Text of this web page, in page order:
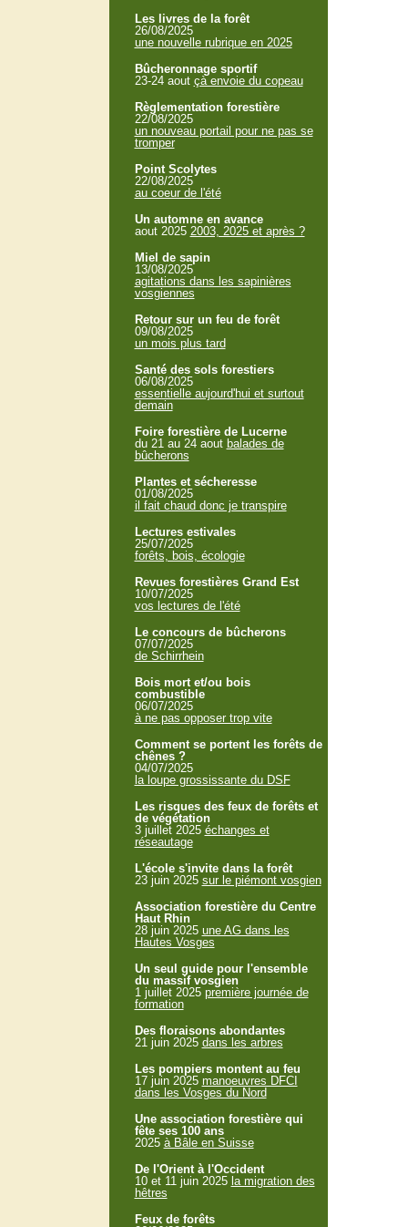
Les livres de la forêt
26/08/2025
une nouvelle rubrique en 2025
Bûcheronnage sportif
23-24 aout çà envoie du copeau
Règlementation forestière
22/08/2025
un nouveau portail pour ne pas se
tromper
Point Scolytes
22/08/2025
au coeur de l'été
Un automne en avance
aout 2025 2003, 2025 et après ?
Miel de sapin
13/08/2025
agitations dans les sapinières
vosgiennes
Retour sur un feu de forêt
09/08/2025
un mois plus tard
Santé des sols forestiers
06/08/2025
essentielle aujourd'hui et surtout
demain
Foire forestière de Lucerne
du 21 au 24 aout balades de
bûcherons
Plantes et sécheresse
01/08/2025
il fait chaud donc je transpire
Lectures estivales
25/07/2025
forêts, bois, écologie
Revues forestières Grand Est
10/07/2025
vos lectures de l'été
Le concours de bûcherons
07/07/2025
de Schirrhein
Bois mort et/ou bois
combustible
06/07/2025
à ne pas opposer trop vite
Comment se portent les forêts de
chênes ?
04/07/2025
la loupe grossissante du DSF
Les risques des feux de forêts et
de végétation
3 juillet 2025 échanges et
réseautage
L'école s'invite dans la forêt
23 juin 2025 sur le piémont vosgien
Association forestière du Centre
Haut Rhin
28 juin 2025 une AG dans les
Hautes Vosges
Un seul guide pour l'ensemble
du massif vosgien
1 juillet 2025 première journée de
formation
Des floraisons abondantes
21 juin 2025 dans les arbres
Les pompiers montent au feu
17 juin 2025 manoeuvres DFCI
dans les Vosges du Nord
Une association forestière qui
fête ses 100 ans
2025 à Bâle en Suisse
De l'Orient à l'Occident
10 et 11 juin 2025 la migration des
hêtres
Feux de forêts